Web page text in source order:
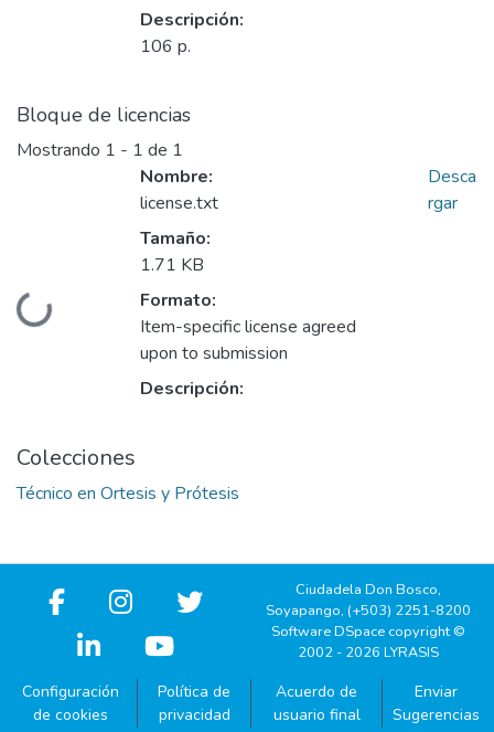
Descripción:
106 p.
Bloque de licencias
Mostrando 1 - 1 de 1
Cargando...
Nombre:
license.txt
Tamaño:
1.71 KB
Formato:
Item-specific license agreed
upon to submission
Descripción:
Desca
rgar
Colecciones
Técnico en Ortesis y Prótesis
Ciudadela Don Bosco,
Soyapango, (+503) 2251-8200
Software DSpace copyright ©
2002 - 2026 LYRASIS
Configuración
de cookies
Política de
privacidad
Acuerdo de
usuario final
Enviar
Sugerencias